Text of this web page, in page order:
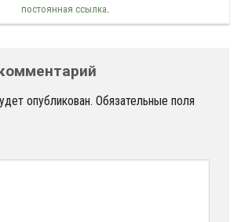
постоянная ссылка
опубликован. Обязательные поля